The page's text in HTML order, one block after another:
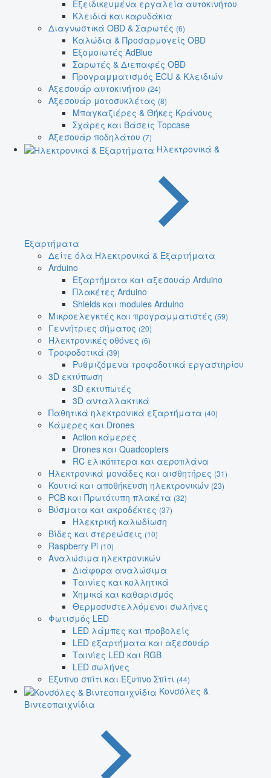
Εξειδικευμένα εργαλεία αυτοκινήτου
Κλειδιά και καρυδάκια
Διαγνωστικά OBD & Σαρωτές (6)
Καλώδια & Προσαρμογείς OBD
Εξομοιωτές AdBlue
Σαρωτές & Διεπαφές OBD
Προγραμματισμός ECU & Κλειδιών
Αξεσουάρ αυτοκινήτου (24)
Αξεσουάρ μοτοσυκλέτας (8)
Μπαγκαζιέρες & Θήκες Κράνους
Σχάρες και Βάσεις Topcase
Αξεσουάρ ποδηλάτου (7)
Ηλεκτρονικά &
Εξαρτήματα
Δείτε όλα Ηλεκτρονικά & Εξαρτήματα
Arduino
Εξαρτήματα και αξεσουάρ Arduino
Πλακέτες Arduino
Shields και modules Arduino
Μικροελεγκτές και προγραμματιστές (59)
Γεννήτριες σήματος (20)
Ηλεκτρονικές οθόνες (6)
Τροφοδοτικά (39)
Ρυθμιζόμενα τροφοδοτικά εργαστηρίου
3D εκτύπωση
3D εκτυπωτές
3D ανταλλακτικά
Παθητικά ηλεκτρονικά εξαρτήματα (40)
Κάμερες και Drones
Action κάμερες
Drones και Quadcopters
RC ελικόπτερα και αεροπλάνα
Ηλεκτρονικά μονάδες και αισθητήρες (31)
Κουτιά και αποθήκευση ηλεκτρονικών (23)
PCB και Πρωτότυπη πλακέτα (32)
Βύσματα και ακροδέκτες (37)
Ηλεκτρική καλωδίωση
Βίδες και στερεώσεις (10)
Raspberry Pi (10)
Αναλώσιμα ηλεκτρονικών
Διάφορα αναλώσιμα
Ταινίες και κολλητικά
Χημικά και καθαρισμός
Θερμοσυστελλόμενοι σωλήνες
Φωτισμός LED
LED λάμπες και προβολείς
LED εξαρτήματα και αξεσουάρ
Ταινίες LED και RGB
LED σωλήνες
Έξυπνο σπίτι και Έξυπνο Σπίτι (44)
Κονσόλες &
Βιντεοπαιχνίδια